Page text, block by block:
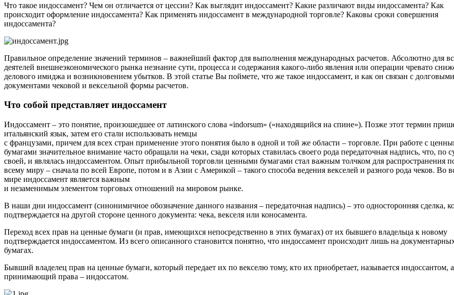
Что такое индоссамент? Чем он отличается от цессии? Как выглядит индоссамент? Какие различают виды индоссамента? Как
происходит оформление индоссамента? Как применять индоссамент в международной торговле? Каковы сроки совершения
индоссамента?
Правильное определение значений терминов – важнейший фактор для выполнения международных расчетов. Абсолютно для
деятелей внешнеэкономического рынка незнание сути, процесса и содержания какого-либо явления или операции чревато
делового имиджа и возникновением убытков. В этой статье Вы поймете, что же такое индоссамент, и как он связан с долговыми
документами чековой и вексельной формы расчетов.
Что собой представляет индоссамент
Индоссамент – это понятие, произошедшее от латинского слова «indorsum» («находящийся на спине»). Позже этот термин
итальянский язык, затем его стали использовать немцы
с французами, причем для всех стран применение этого понятия было в одной и той же области – торговле. При работе с
бумагами значительное внимание часто обращали на чеки, сзади которых ставилась своего рода передаточная надпись, что, по
своей, и являлась индоссаментом. Опыт прибыльной торговли ценными бумагами стал важным толчком для распространения
всему миру – сначала по всей Европе, потом и в Азии с Америкой – такого способа ведения векселей и разного рода чеков. Во
мире индоссамент является важным
и незаменимым элементом торговых отношений на мировом рынке.
В наши дни индоссамент (синонимичное обозначение данного названия – передаточная надпись) – это односторонняя сделка,
подтверждается на другой стороне ценного документа: чека, векселя или коносамента.
Переход всех прав на ценные бумаги (и прав, имеющихся непосредственно в этих бумагах) от их бывшего владельца к новому
подтверждается индоссаментом. Из всего описанного становится понятно, что индоссамент происходит лишь на
бумагах.
Бывший владелец прав на ценные бумаги, который передает их по векселю тому, кто их приобретает, называется индоссантом, а
принимающий права – индоссатом.